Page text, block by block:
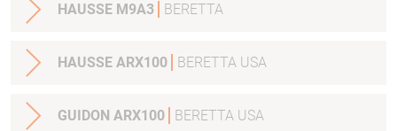
HAUSSE M9A3 BERETTA
HAUSSE ARX100 BERETTA USA
GUIDON ARX100 BERETTA USA